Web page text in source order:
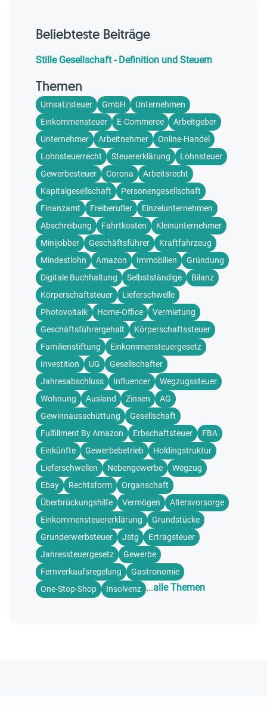
Beliebteste Beiträge
Stille Gesellschaft - Definition und Steuern
Themen
Umsatzsteuer GmbH
Unternehmen
Einkommensteuer
E-Commerce
Arbeitgeber
Unternehmer
Arbeitnehmer
Online-Handel
Lohnsteuerrecht
Steuererklärung
Lohnsteuer
Gewerbesteuer
Corona
Arbeitsrecht
Kapitalgesellschaft
Personengesellschaft
Finanzamt
Freiberufler
Einzelunternehmen
Abschreibung
Fahrtkosten
Kleinunternehmer
Minijobber
Geschäftsführer
Kraftfahrzeug
Mindestlohn
Amazon Immobilien
Gründung
Digitale Buchhaltung
Selbstständige
Bilanz
Körperschaftsteuer
Lieferschwelle
Photovoltaik
Home-Office
Vermietung
Geschäftsführergehalt
Körperschaftssteuer
Familienstiftung
Einkommensteuergesetz
Investition
UG
Gesellschafter
Jahresabschluss
Influencer
Wegzugssteuer
Wohnung
Ausland Zinsen
AG
Gewinnausschüttung
Gesellschaft
Fulfillment By Amazon
Erbschaftsteuer
FBA
Einkünfte
Gewerbebetrieb
Holdingstruktur
Lieferschwellen
Nebengewerbe
Wegzug
Ebay
Rechtsform
Organschaft
Überbrückungshilfe
Vermögen
Altersvorsorge
Einkommensteuererklärung
Grundstücke
Grunderwerbsteuer
Jstg
Ertragsteuer
Jahressteuergesetz
Gewerbe
Fernverkaufsregelung
Gastronomie
One-Stop-Shop
Insolvenz ...alle Themen